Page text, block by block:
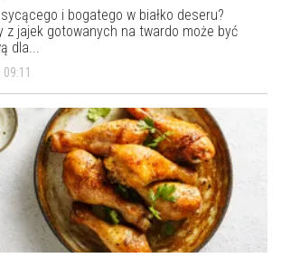
i bogatego w białko deseru?
z jajek gotowanych na twardo może być
dla...